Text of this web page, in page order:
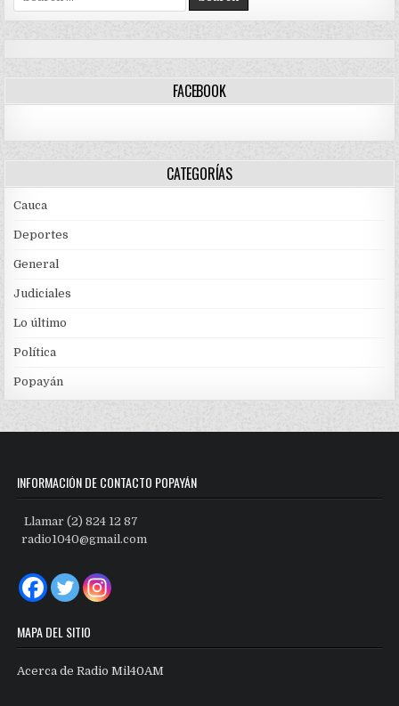
for:
FACEBOOK
CATEGORÍAS
Cauca
Deportes
General
Judiciales
Lo último
Política
Popayán
INFORMACIÓN DE CONTACTO POPAYÁN
Llamar (2) 824 12 87
radio1040@gmail.com
MAPA DEL SITIO
Acerca de Radio Mil40AM